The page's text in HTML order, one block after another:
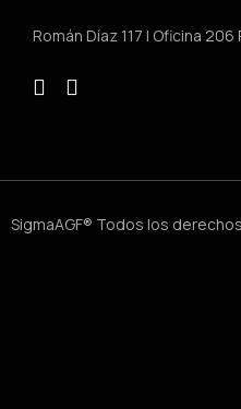
Román Díaz 117 | Oficina
SigmaAGF® Todos los